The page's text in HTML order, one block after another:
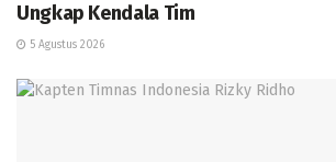
Ungkap Kendala Tim
5 Agustus 2026